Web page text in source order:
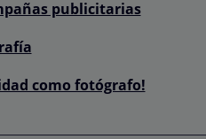
publicitarias
como fotógrafo!